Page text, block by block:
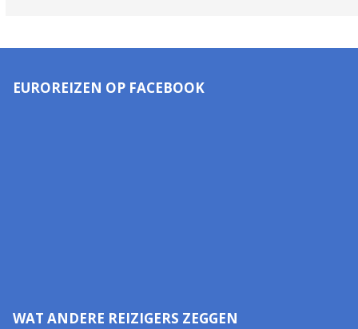
EUROREIZEN OP FACEBOOK
WAT ANDERE REIZIGERS ZEGGEN